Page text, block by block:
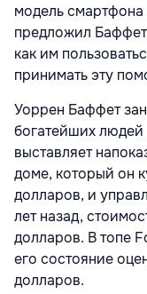
модель
предложил
как им
принимать эту
Уоррен Баффет
богатейших людей
выставляет
доме, который он
долларов, и
лет назад,
долларов. В топе
его состояние
долларов.